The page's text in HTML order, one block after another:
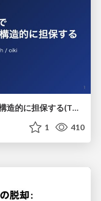
Typiaで配信JSONの安全性を構造的に担保する(TSKaigi2026)
1 410